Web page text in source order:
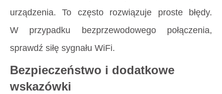
urządzenia. To często rozwiązuje proste błędy.
W przypadku bezprzewodowego połączenia,
sprawdź siłę sygnału WiFi.
Bezpieczeństwo i dodatkowe
wskazówki